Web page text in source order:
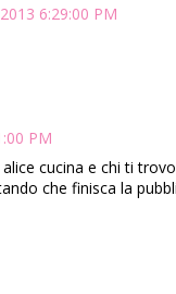
6:29:00 PM
PM
cucina e chi ti
che finisca la